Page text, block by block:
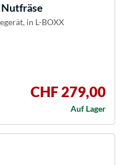
Nutfräse
in L-BOXX
CHF 279,00
Auf Lager